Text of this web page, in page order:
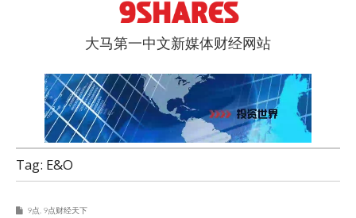
9点股票
大马第一中文新媒体财经网站
Tag: E&O
9点 9点财经天下